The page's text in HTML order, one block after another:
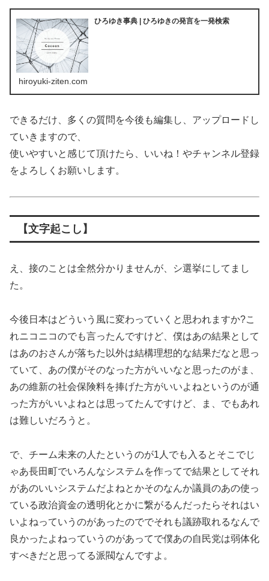
ひろゆき事典 | ひろゆきの発言を一発検索
hiroyuki-ziten.com
できるだけ、多くの質問を今後も編集し、アップロードし
ていきますので、
使いやすいと感じて頂けたら、いいね！やチャンネル登録
をよろしくお願いします。
【文字起こし】
え、接のことは全然分かりませんが、シ選挙にしてまし
た。
今後日本はどういう風に変わっていくと思われますか?こ
れニコニコのでも言ったんですけど、僕はあの結果として
はあのおさんが落ちた以外は結構理想的な結果だなと思っ
ていて、あの僕がそのなった方がいいなと思ったのがま、
あの維新の社会保険料を捧げた方がいいよねというのが通
った方がいいよねとは思ってたんですけど、ま、でもあれ
は難しいだろうと。
で、チーム未来の人たというのが1人でも入るとそこでじ
ゃあ長田町でいろんなシステムを作ってで結果としてそれ
があのいいシステムだよねとかそのなんか議員のあの使っ
ている政治資金の透明化とかに繋がるんだったらそれはい
いよねっていうのがあったのででそれも議跡取れるなんで
良かったよねっていうのがあってで僕あの自民党は弱体化
すべきだと思ってる派閥なんですよ。